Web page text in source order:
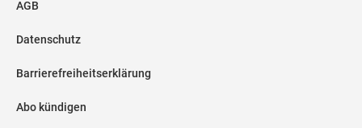
AGB
Datenschutz
Barrierefreiheitserklärung
Abo kündigen